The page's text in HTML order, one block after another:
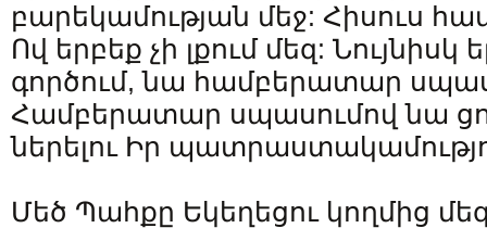
բարեկամության մեջ: Հիսուս
Ով երբեք չի լքում մեզ: Նույնիսկ
գործում, նա համբերատար
Համբերատար սպասումով նա
ներելու Իր
Մեծ Պահքը Եկեղեցու կողմից